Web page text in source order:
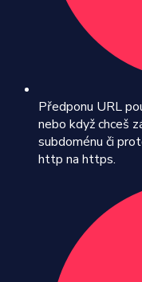
Předponu URL
nebo když chceš
subdoménu či
http na https.